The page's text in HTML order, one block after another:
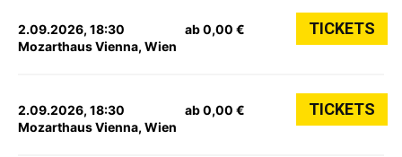
2.09.2026, 18:30
Mozarthaus Vienna, Wien
ab 0,00 € TICKETS
2.09.2026, 18:30
Mozarthaus Vienna, Wien
ab 0,00 € TICKETS